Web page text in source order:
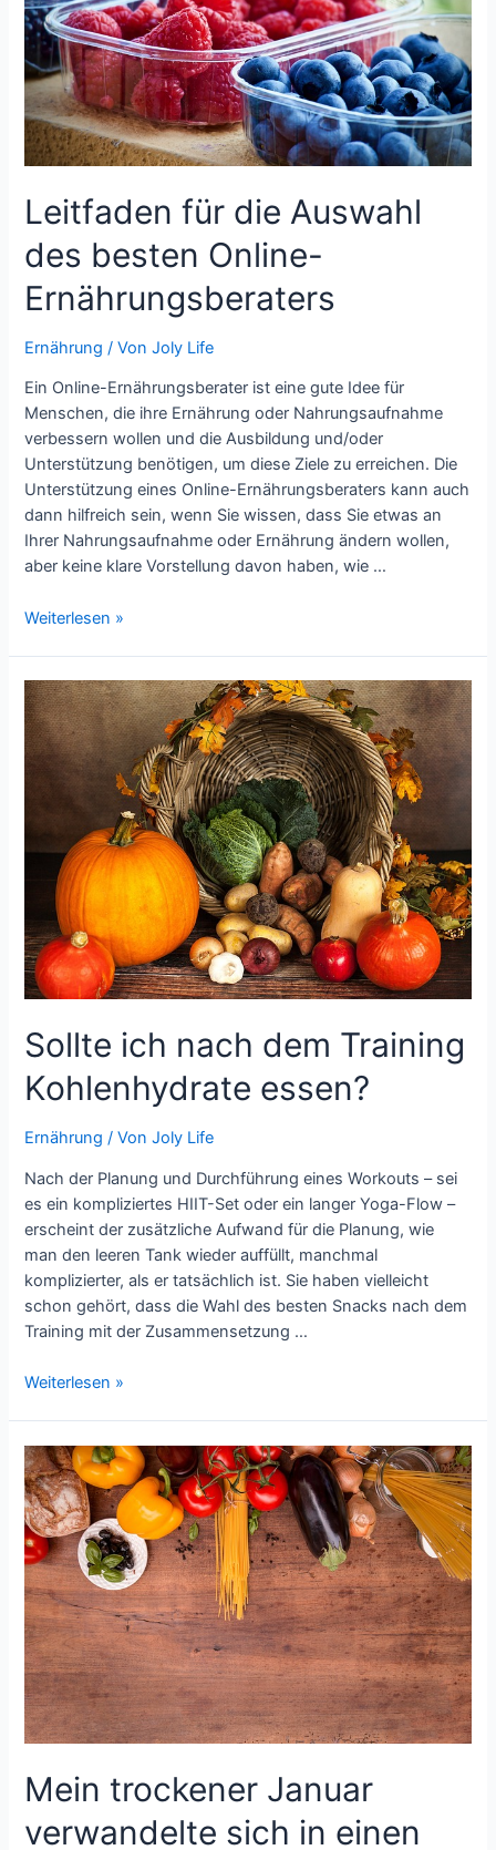
können
Leitfaden für die Auswahl
des besten Online-
Ernährungsberaters
Ernährung / VonJoly Life
Ein Online-Ernährungsberater ist eine gute Idee für
Menschen, die ihre Ernährung oder Nahrungsaufnahme
verbessern wollen und die Ausbildung und/oder
Unterstützung benötigen, um diese Ziele zu erreichen. Die
Unterstützung eines Online-Ernährungsberaters kann auch
dann hilfreich sein, wenn Sie wissen, dass Sie etwas an
Ihrer Nahrungsaufnahme oder Ernährung ändern wollen,
aber keine klare Vorstellung davon haben, wie …
Leitfaden
Auswahl
des
besten
Online-
Ernährungsberaters
Weiterlesen »
Sollte ich nach dem Training
Kohlenhydrate essen?
Ernährung / VonJoly Life
Nach der Planung und Durchführung eines Workouts – sei
es ein kompliziertes HIIT-Set oder ein langer Yoga-Flow –
erscheint der zusätzliche Aufwand für die Planung, wie
man den leeren Tank wieder auffüllt, manchmal
komplizierter, als er tatsächlich ist. Sie haben vielleicht
schon gehört, dass die Wahl des besten Snacks nach dem
Training mit der Zusammensetzung …
Sollte
dem
Training
Kohlenhydrate
essen?
Weiterlesen »
Mein trockener Januar
verwandelte sich in einen